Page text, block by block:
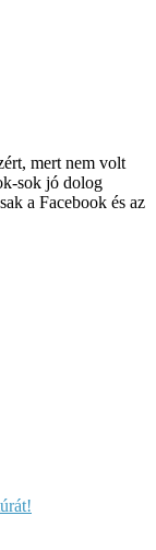
mert nem volt
sok jó dolog
a Facebook és az